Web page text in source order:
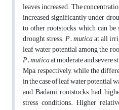
leaves increased. The
increased significantly under
to other rootstocks, which can
drought stress.P. muticaat all
leaf water potential among the
P. muticaat moderate and severe
Mpa, respectively, while the
in the case of leaf water potential
and Badami rootstocks had
stress conditions. Higher